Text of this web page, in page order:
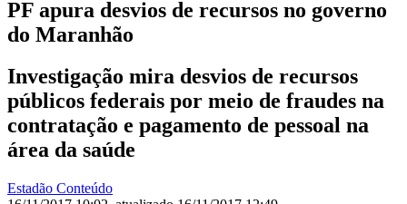
PF apura desvios de recursos no governo
do Maranhão
Investigação mira desvios de recursos
públicos federais por meio de fraudes na
contratação e pagamento de pessoal na
área da saúde
Estadão Conteúdo